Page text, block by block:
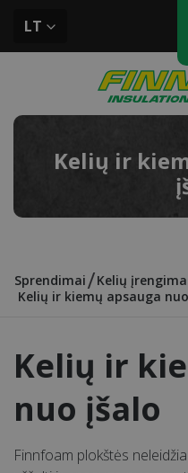
LT
Kelių ir
sprendimai
Kelių
Kelių ir kiemų apsauga
Kelių ir
nuo įšalo
Finnfoam plokštės